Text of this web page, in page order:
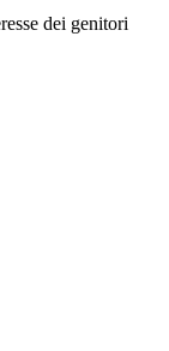
dei genitori